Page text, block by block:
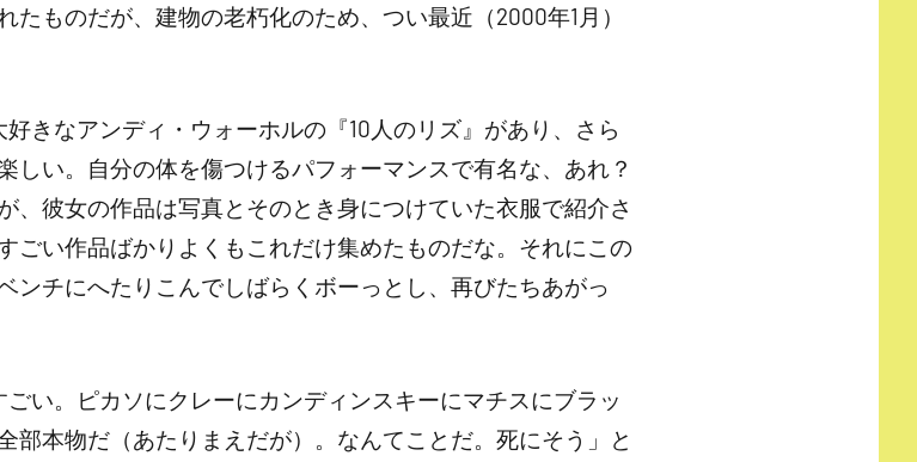
ものだが、建物の老朽化のため、つい最近（2000年1月）
きなアンディ・ウォーホルの『10人のリズ』があり、さら
しい。自分の体を傷つけるパフォーマンスで有名な、あれ？
、彼女の作品は写真とそのとき身につけていた衣服で紹介さ
ごい作品ばかりよくもこれだけ集めたものだな。それにこの
ンチにへたりこんでしばらくボーっとし、再びたちあがっ
い。ピカソにクレーにカンディンスキーにマチスにブラッ
部本物だ（あたりまえだが）。なんてことだ。死にそう」と